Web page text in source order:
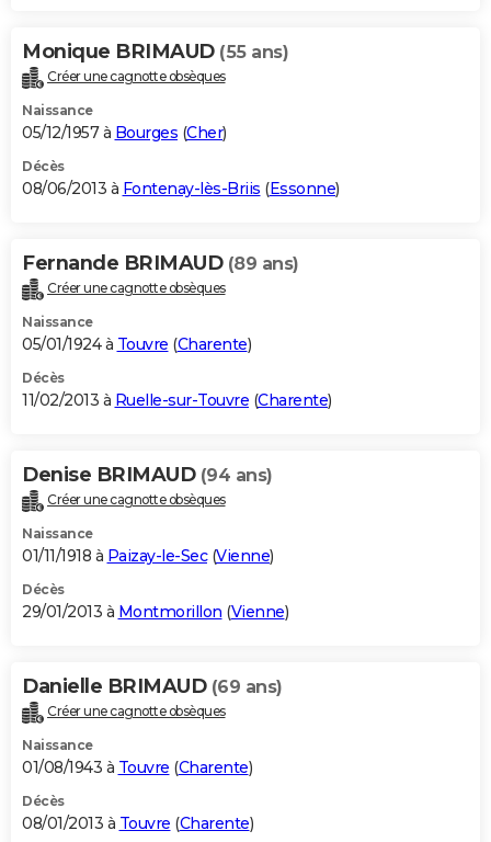
Monique BRIMAUD (55 ans)
Créer une cagnotte obsèques
Naissance
05/12/1957 à Bourges (Cher)
Décès
08/06/2013 à Fontenay-lès-Briis (Essonne)
Fernande BRIMAUD (89 ans)
Créer une cagnotte obsèques
Naissance
05/01/1924 à Touvre (Charente)
Décès
11/02/2013 à Ruelle-sur-Touvre (Charente)
Denise BRIMAUD (94 ans)
Créer une cagnotte obsèques
Naissance
01/11/1918 à Paizay-le-Sec(Vienne)
Décès
29/01/2013 à Montmorillon (Vienne)
Danielle BRIMAUD (69 ans)
Créer une cagnotte obsèques
Naissance
01/08/1943 à Touvre (Charente)
Décès
08/01/2013 à Touvre (Charente)